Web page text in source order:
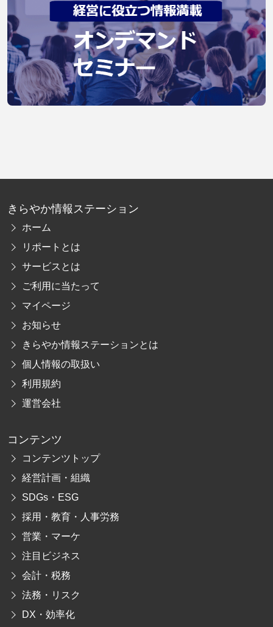
きらやか情報ステーション
ホーム
リポートとは
サービスとは
ご利用に当たって
マイページ
お知らせ
きらやか情報ステーションとは
個人情報の取扱い
利用規約
運営会社
コンテンツ
コンテンツトップ
経営計画・組織
SDGs・ESG
採用・教育・人事労務
営業・マーケ
注目ビジネス
会計・税務
法務・リスク
DX・効率化